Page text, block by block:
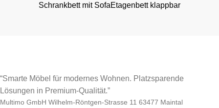
Schrankbett mit SofaEtagenbett klappbar
“Smarte Möbel für modernes Wohnen. Platzsparende
Lösungen in Premium-Qualität.”
Multimo GmbH Wilhelm-Röntgen-Strasse 11 63477 Maintal